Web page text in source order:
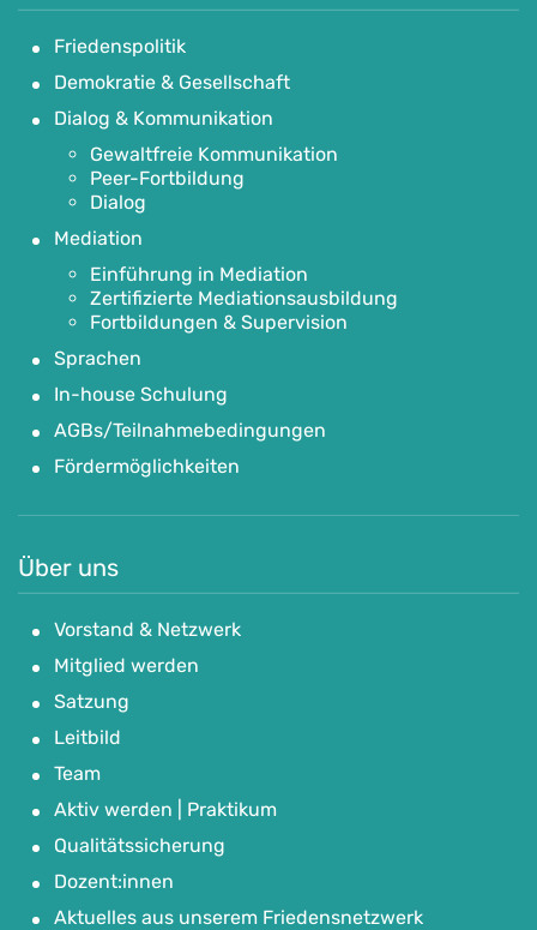
Friedenspolitik
Demokratie & Gesellschaft
Dialog & Kommunikation
Gewaltfreie Kommunikation
Peer-Fortbildung
Dialog
Mediation
Einführung in Mediation
Zertifizierte Mediationsausbildung
Fortbildungen & Supervision
Sprachen
In-house Schulung
AGBs/Teilnahmebedingungen
Fördermöglichkeiten
Über uns
Vorstand & Netzwerk
Mitglied werden
Satzung
Leitbild
Team
Aktiv werden | Praktikum
Qualitätssicherung
Dozent:innen
Aktuelles aus unserem Friedensnetzwerk